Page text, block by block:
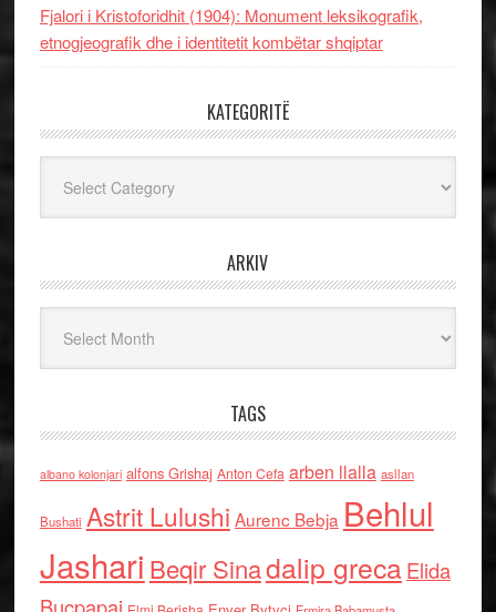
Fjalori i Kristoforidhit (1904): Monument leksikografik,
etnogjeografik dhe i identitetit kombëtar shqiptar
KATEGORITË
ARKIV
TAGS
albano kolonjari alfons Grishaj Anton Cefa arben llalla asllan
Bushati Astrit Lulushi Aurenc Bebja Behlul
Jashari Beqir Sinadalip grecaElida